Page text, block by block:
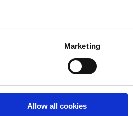
Marketing
Allow all cookies